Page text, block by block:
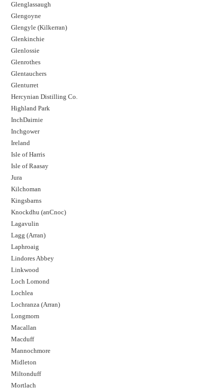
Glenglassaugh
Glengoyne
Glengyle (Kilkerran)
Glenkinchie
Glenlossie
Glenrothes
Glentauchers
Glenturret
Hercynian Distilling Co.
Highland Park
InchDairnie
Inchgower
Ireland
Isle of Harris
Isle of Raasay
Jura
Kilchoman
Kingsbarns
Knockdhu (anCnoc)
Lagavulin
Lagg (Arran)
Laphroaig
Lindores Abbey
Linkwood
Loch Lomond
Lochlea
Lochranza (Arran)
Longmorn
Macallan
Macduff
Mannochmore
Midleton
Miltonduff
Mortlach